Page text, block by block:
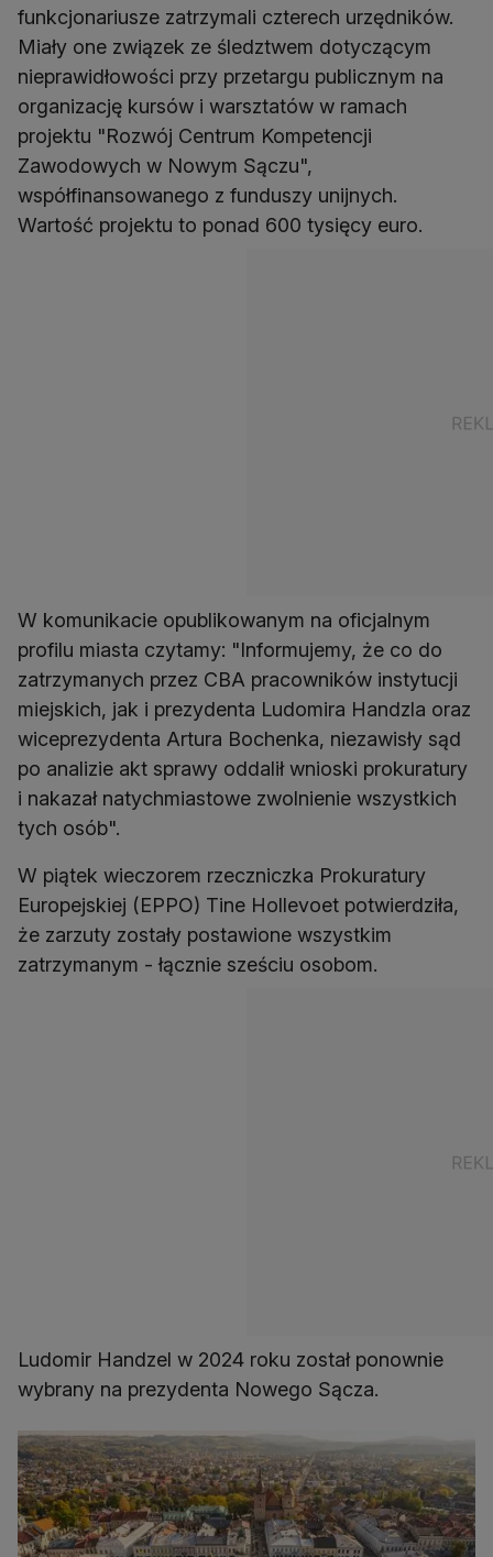
funkcjonariusze zatrzymali czterech urzędników.
Miały one związek ze śledztwem dotyczącym
nieprawidłowości przy przetargu publicznym na
organizację kursów i warsztatów w ramach
projektu "Rozwój Centrum Kompetencji
Zawodowych w Nowym Sączu",
współfinansowanego z funduszy unijnych.
Wartość projektu to ponad 600 tysięcy euro.
W komunikacie opublikowanym na oficjalnym
profilu miasta czytamy: "Informujemy, że co do
zatrzymanych przez CBA pracowników instytucji
miejskich, jak i prezydenta Ludomira Handzla oraz
wiceprezydenta Artura Bochenka, niezawisły sąd
po analizie akt sprawy oddalił wnioski prokuratury
i nakazał natychmiastowe zwolnienie wszystkich
tych osób".
W piątek wieczorem rzeczniczka Prokuratury
Europejskiej (EPPO) Tine Hollevoet potwierdziła,
że zarzuty zostały postawione wszystkim
zatrzymanym - łącznie sześciu osobom.
Ludomir Handzel w 2024 roku został ponownie
wybrany na prezydenta Nowego Sącza.